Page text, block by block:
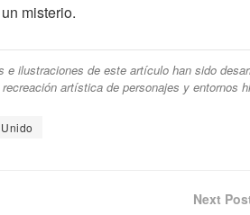
misterio.
e ilustraciones de este artículo han sido
artística de personajes y entornos
Next